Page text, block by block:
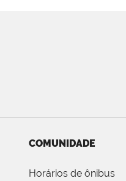
COMUNIDADE
Horários de ônibus